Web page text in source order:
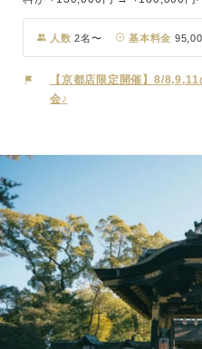
区、世界遺産にも登録されてい
ゃ)。鴨川の下流に祀られている
んじゃ)」として親しまれていま
宮と崇められ、国事や国民の幸
や子育ての神様としても人々か
指定されている格式高い「葵生
で斎主が祝詞を奏上し、新郎新
人数 2名〜 基本料金
【京都店限定開催】8/
会♪